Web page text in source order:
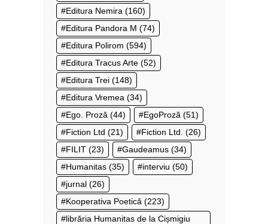
Editura Nemira (160)
Editura Pandora M (74)
Editura Polirom (594)
Editura Tracus Arte (52)
Editura Trei (148)
Editura Vremea (34)
Ego. Proză (44) EgoProză (51)
Fiction Ltd (21) Fiction Ltd. (26)
FILIT (23) Gaudeamus (34)
Humanitas (35) interviu (50)
jurnal (26)
Kooperativa Poetică (223)
librăria Humanitas de la Cișmigiu